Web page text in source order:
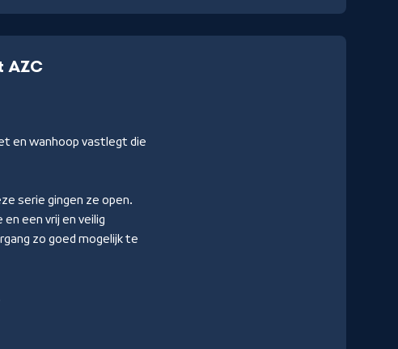
AZC
en wanhoop vastlegt die
serie gingen ze open.
een vrij en veilig
zo goed mogelijk te